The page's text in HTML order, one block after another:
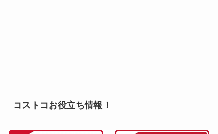
コストコお役立ち情報！